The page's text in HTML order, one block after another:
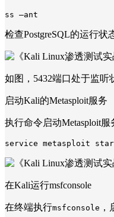
检查PostgreSQL的运行状
如图，5432端口处于监听
启动Kali的Metasploit服务
执行命令启动Metasploit服
在Kali运行msfconsole
在终端执行msfconsole ，